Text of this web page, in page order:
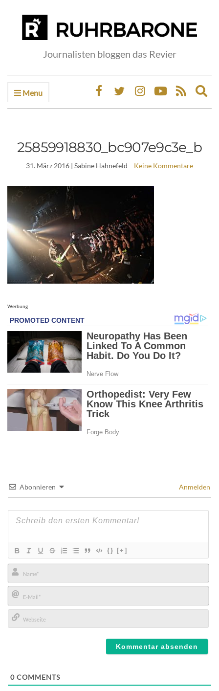
Journalisten bloggen das Revier
Menu
25859918830_bc907e9c3e_b
31. März 2016 | Sabine Hahnefeld Keine Kommentare
Werbung
Abonnieren Anmelden
{} [+]
Name*
E-
Mail*
0 COMMENTS